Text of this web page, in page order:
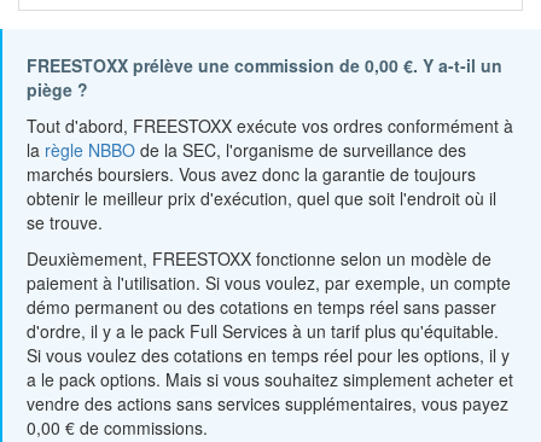
FREESTOXX prélève une commission de 0,00 €. Y a-t-il un
piège ?
Tout d'abord, FREESTOXX exécute vos ordres conformément à
la règle NBBO de la SEC, l'organisme de surveillance des
marchés boursiers. Vous avez donc la garantie de toujours
obtenir le meilleur prix d'exécution, quel que soit l'endroit où il
se trouve.
Deuxièmement, FREESTOXX fonctionne selon un modèle de
paiement à l'utilisation. Si vous voulez, par exemple, un compte
démo permanent ou des cotations en temps réel sans passer
d'ordre, il y a le pack Full Services à un tarif plus qu'équitable.
Si vous voulez des cotations en temps réel pour les options, il y
a le pack options. Mais si vous souhaitez simplement acheter et
vendre des actions sans services supplémentaires, vous payez
0,00 € de commissions.